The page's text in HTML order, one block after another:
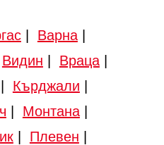
| Варна|
Видин Враца|
Кърджали
Монтана|
| Плевен